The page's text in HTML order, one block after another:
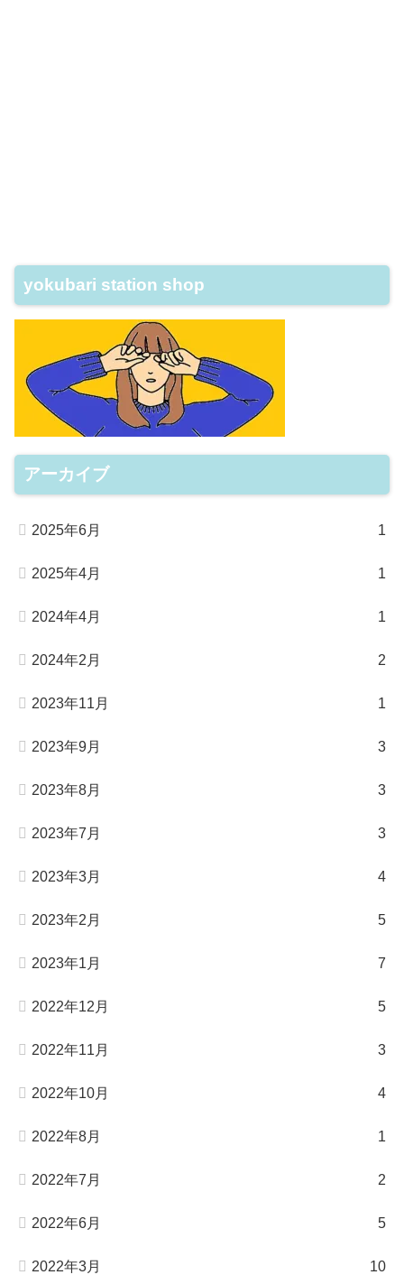
yokubari station shop
アーカイブ
2025年6月 1
2025年4月 1
2024年4月 1
2024年2月 2
2023年11月 1
2023年9月 3
2023年8月 3
2023年7月 3
2023年3月 4
2023年2月 5
2023年1月 7
2022年12月 5
2022年11月 3
2022年10月 4
2022年8月 1
2022年7月 2
2022年6月 5
2022年3月 10